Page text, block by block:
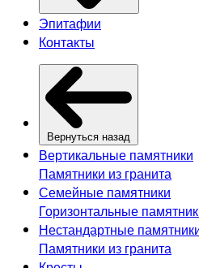
Эпитафии
Контакты
Вернуться назад
Вертикальные памятники
Памятники из гранита
Семейные памятники
Горизонтальные
Нестандартные
Памятники из гранита